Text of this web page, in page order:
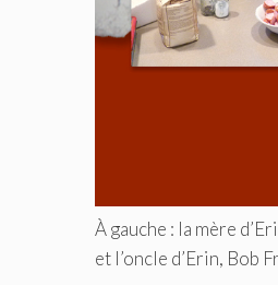
À gauche : la mère
et l’oncle d’Erin, Bob